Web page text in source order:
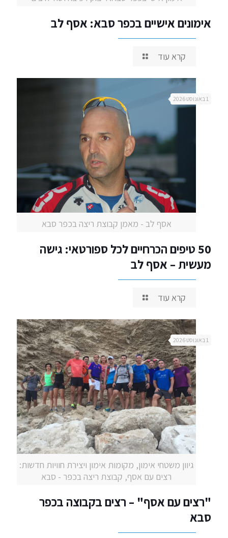
אימונים אישיים בכפר סבא: אסף לב
קרא עוד
אסף לב - מאמן קבוצת ריצה בכפר סבא
1 באוגוסט 2026
50 טיפים הכרחיים לכל ספורטאי: גישה
מעשית – אסף לב
קרא עוד
גיוון משטחי אימון, מקומות אימון ויצירת חוויות חדשות:
רצים עם אסף, קבוצת ריצה בכפר - סבא
1 באוגוסט 2026
"רצים עם אסף" – רצים בקבוצה בכפר
סבא